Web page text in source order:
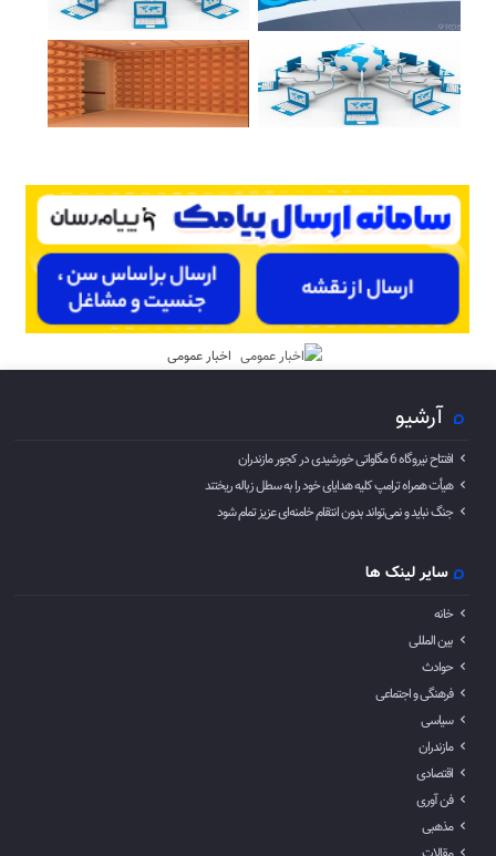
اخبار عمومی
آرشیو
افتتاح نیروگاه 6 مگاواتی خورشیدی در کجور مازندران
هیأت همراه ترامپ کلیه هدایای خود را به سطل زباله ریختند
جنگ نباید و نمی‌تواند بدون انتقام خامنه‌ای عزیز تمام شود
سایر لینک ها
خانه
بین المللی
حوادث
فرهنگی و اجتماعی
سیاسی
مازندران
اقتصادی
فن آوری
مذهبی